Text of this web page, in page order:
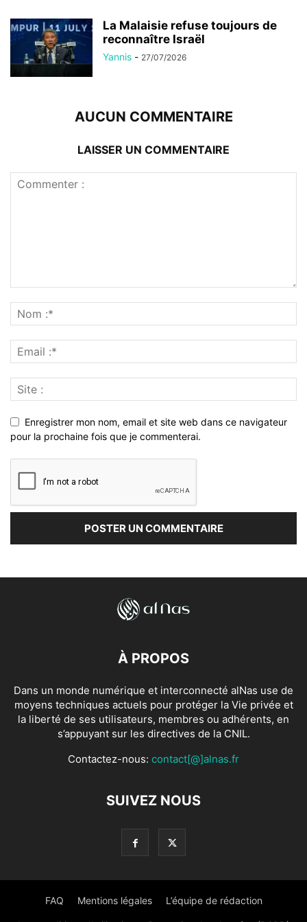
La Malaisie refuse toujours de
reconnaître Israël
Yannis - 27/07/2026
AUCUN COMMENTAIRE
LAISSER UN COMMENTAIRE
Enregistrer mon nom, email et site web dans ce navigateur
pour la prochaine fois que je commenterai.
À PROPOS
Dans un monde numérique et interconnecté alNas use de
moyens techniques actuels pour protéger la Vie privée et
la liberté de ses utilisateurs, membres ou adhérents, en
s’appuyant sur les directives de la CNIL.
Contactez-nous: contact[@]alnas.fr
SUIVEZ NOUS
FAQ Mentions légales L’équipe de rédaction